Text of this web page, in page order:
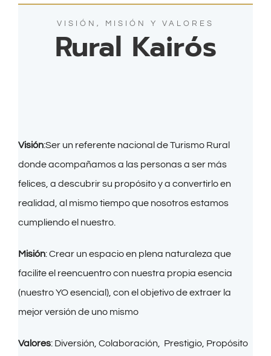
VISIÓN, MISIÓN Y VALORES
Rural Kairós
Visión:Ser un referente nacional de Turismo Rural
donde acompañamos a las personas a ser más
felices, a descubrir su propósito y a convertirlo en
realidad, al mismo tiempo que nosotros estamos
cumpliendo el nuestro.
Misión:Crear un espacio en plena naturaleza que
facilite el reencuentro con nuestra propia esencia
(nuestro YO esencial), con el objetivo de extraer la
mejor versión de uno mismo
Valores: Diversión, Colaboración, Prestigio, Propósito